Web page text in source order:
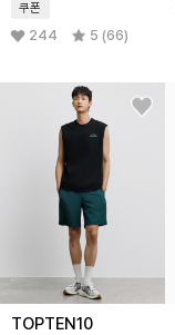
쿠폰
244 5 (66)
TOPTEN10